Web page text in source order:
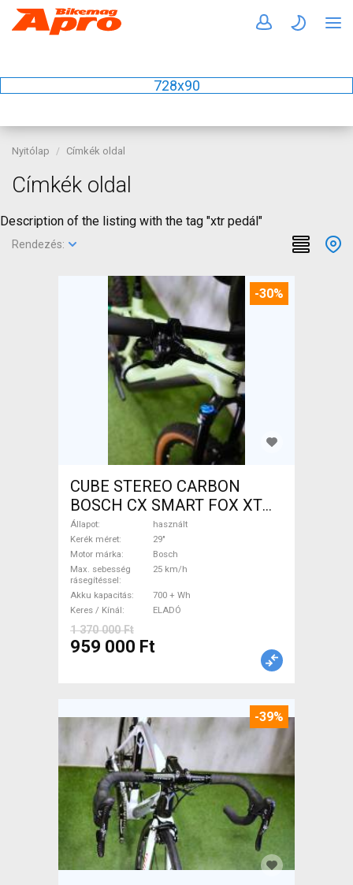
728x90
Nyitólap Címkék oldal
Címkék oldal
Description of the listing with the tag "xtr pedál"
Rendezés:
-30%
CUBE STEREO CARBON
BOSCH CX SMART FOX XT
Elektromos Mountain Bike
29" össztelós / fully Bosch
használt ELADÓ
Állapot
használt
Kerék méret
29"
Motor márka
Bosch
Max. sebesség
rásegítéssel
25 km/h
Akku kapacitás
700 + Wh
Keres / Kínál
ELADÓ
1 370 000 Ft
959 000 Ft
-39%